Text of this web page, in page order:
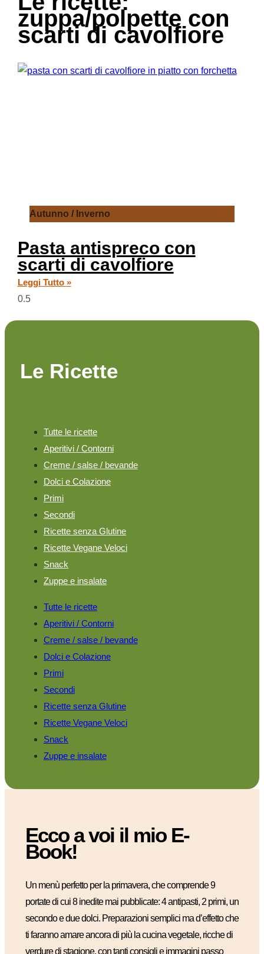
zuppa/polpette con
scarti di cavolfiore
Autunno / Inverno
Pasta antispreco con
scarti di cavolfiore
Leggi Tutto »
Le Ricette
Tutte le ricette
Aperitivi / Contorni
Creme / salse / bevande
Dolci e Colazione
Primi
Secondi
Ricette senza Glutine
Ricette Vegane Veloci
Snack
Zuppe e insalate
Tutte le ricette
Aperitivi / Contorni
Creme / salse / bevande
Dolci e Colazione
Primi
Secondi
Ricette senza Glutine
Ricette Vegane Veloci
Snack
Zuppe e insalate
Ecco a voi il mio E-
Book!
Un menù perfetto per la primavera, che comprende 9
portate di cui 8 inedite mai pubblicate: 4 antipasti, 2 primi, un
secondo e due dolci. Preparazioni semplici ma d’effetto che
ti faranno amare ancora di più la cucina vegetale, ricche di
verdure di stagione, con tanti consigli e immagini passo